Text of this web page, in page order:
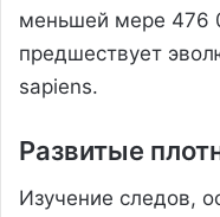
меньшей мере 476
предшествует
sapiens.
Развитые
Изучение следов,